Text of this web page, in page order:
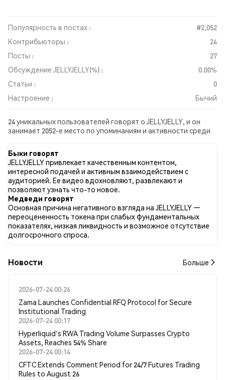
Популярность в постах :
#2,052
Контрибьюторы :
24
Посты :
27
Обсуждение JELLYJELLY(%) :
0.00%
Статьи :
0
Настроение :
Бычий
24 уникальных пользователей говорят о JELLYJELLY, и он
занимает 2052-е место по упоминаниям и активности среди
отношении JELLYJELLY во всех социальных сетях было
Бычий. Всего было опубликовано 0 новостных статей о
JELLYJELLY. В Twitter NaN% твитов имели бычий настрой по
сравнению с NaN% твитов с медвежьим настроем по
JELLYJELLY. NaN% твитов были нейтральными по отношению
к JELLYJELLY. Эти данные основаны на 0 твитах.
Быки говорят
JELLYJELLY привлекает качественным контентом,
интересной подачей и активным взаимодействием с
аудиторией. Ее видео вдохновляют, развлекают и
позволяют узнать что-то новое.
Медведи говорят
Основная причина негативного взгляда на JELLYJELLY —
переоцененность токена при слабых фундаментальных
показателях, низкая ликвидность и возможное отсутствие
долгосрочного спроса.
Новости Больше
2026-07-24 00:26
Zama Launches Confidential RFQ Protocol for Secure
Institutional Trading
2026-07-24 00:17
Hyperliquid's RWA Trading Volume Surpasses Crypto
Assets, Reaches 54% Share
2026-07-24 00:14
CFTC Extends Comment Period for 24/7 Futures Trading
Rules to August 26